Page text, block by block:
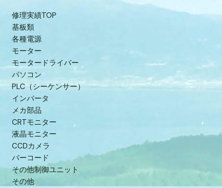
修理実績TOP
基板類
各種電源
モーター
モータードライバー
パソコン
PLC（シーケンサー）
インバータ
メカ部品
CRTモニター
液晶モニター
CCDカメラ
バーコード
その他制御ユニット
その他